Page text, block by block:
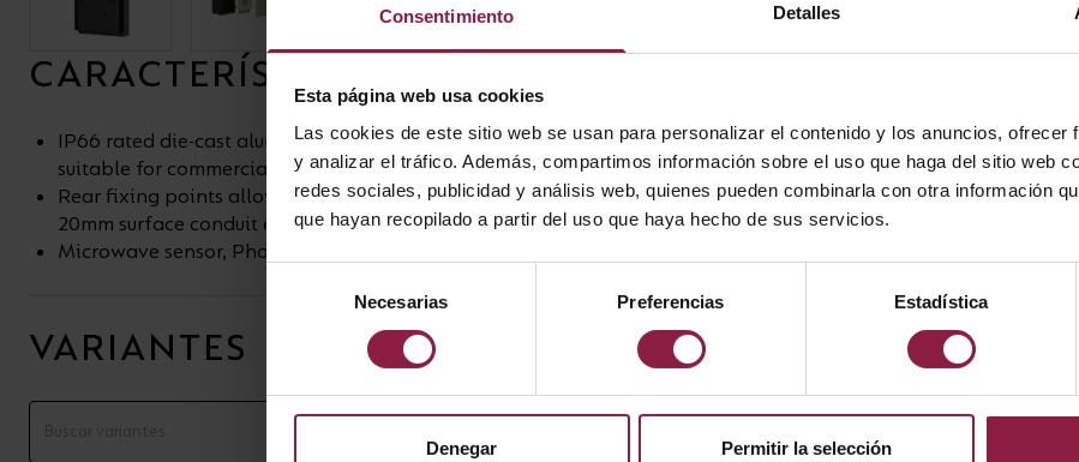
Consentimiento Detalles
Esta página web usa cookies
Las cookies de este sitio web se usan para personalizar el contenido y los anuncios, ofrecer
y analizar el tráfico. Además, compartimos información sobre el uso que haga del sitio web
redes sociales, publicidad y análisis web, quienes pueden combinarla con otra información
que hayan recopilado a partir del uso que haya hecho de sus servicios.
consentimiento
Necesarias Preferencias Estadística
Denegar Permitir la selección
CARACTERÍSTICAS
IP66 rated die-cast aluminium wall light with opal polycarbonate diffuser
suitable for commercial, hospitality and industrial applications
CCT selectable between
2 outputs, in one luminaire
Rear fixing points allowing the option for BESA box mounting along with
20mm surface conduit entries
Tamper-proof stainless
Microwave sensor, Photocell and Emergency options available
VARIANTES